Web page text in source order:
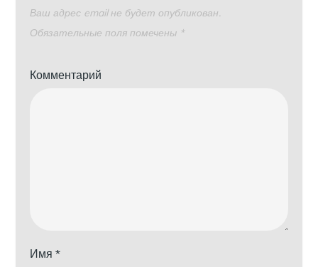
Ваш адрес email не будет опубликован.
Обязательные поля помечены *
Комментарий
Имя*